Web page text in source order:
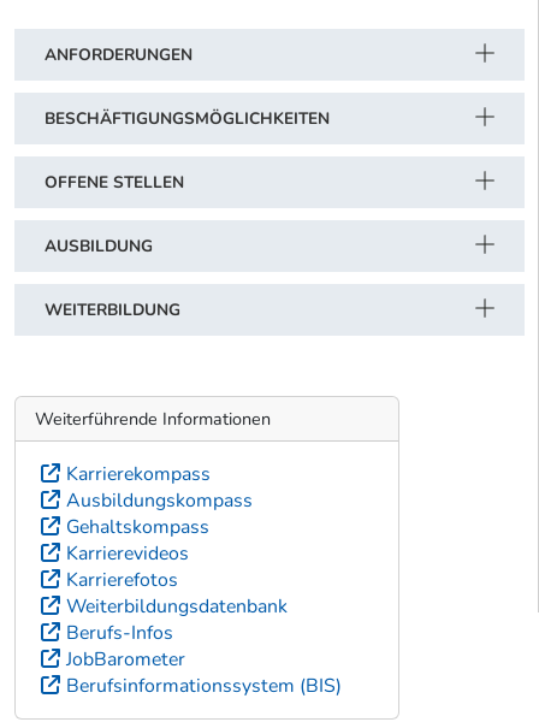
ANFORDERUNGEN
BESCHÄFTIGUNGSMÖGLICHKEITEN
OFFENE STELLEN
AUSBILDUNG
WEITERBILDUNG
Weiterführende Informationen
Karrierekompass
Ausbildungskompass
Gehaltskompass
Karrierevideos
Karrierefotos
Weiterbildungsdatenbank
Berufs-Infos
JobBarometer
Berufsinformationssystem (BIS)